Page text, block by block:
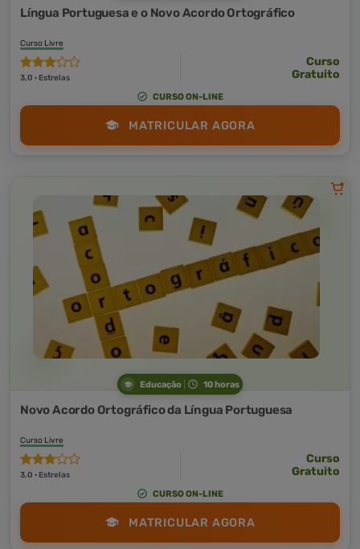
Língua Portuguesa e o Novo Acordo Ortográfico
Curso Livre
3,0 · Estrelas
Curso
Gratuito
CURSO ON-LINE
MATRICULAR AGORA
Educação 10 horas
Novo Acordo Ortográfico da Língua Portuguesa
Curso Livre
3,0 · Estrelas
Curso
Gratuito
CURSO ON-LINE
MATRICULAR AGORA